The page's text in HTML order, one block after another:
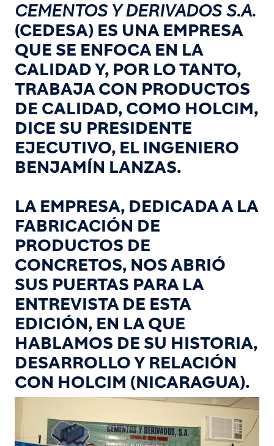
CEMENTOS Y DERIVADOS S.A.
(CEDESA) ES UNA EMPRESA
QUE SE ENFOCA EN LA
CALIDAD Y, POR LO TANTO,
TRABAJA CON PRODUCTOS
DE CALIDAD, COMO HOLCIM,
DICE SU PRESIDENTE
EJECUTIVO, EL INGENIERO
BENJAMÍN LANZAS.
LA EMPRESA, DEDICADA A LA
FABRICACIÓN DE
PRODUCTOS DE
CONCRETOS, NOS ABRIÓ
SUS PUERTAS PARA LA
ENTREVISTA DE ESTA
EDICIÓN, EN LA QUE
HABLAMOS DE SU HISTORIA,
DESARROLLO Y RELACIÓN
CON HOLCIM (NICARAGUA).